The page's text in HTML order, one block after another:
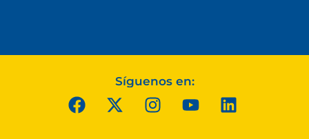
Síguenos en: